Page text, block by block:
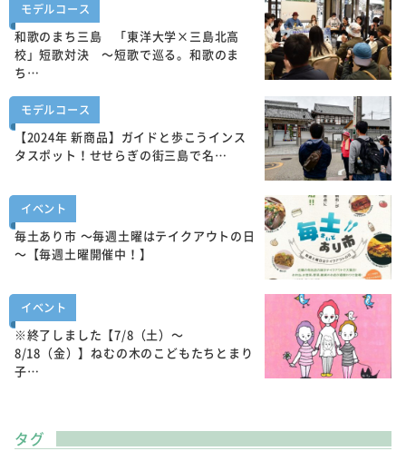
モデルコース
和歌のまち三島 「東洋大学×三島北高
校」短歌対決 ～短歌で巡る。和歌のま
ち…
モデルコース
【2024年 新商品】ガイドと歩こうインス
タスポット！せせらぎの街三島で名…
イベント
毎土あり市 ～毎週土曜はテイクアウトの日
～【毎週土曜開催中！】
イベント
※終了しました【7/8（土）～
8/18（金）】ねむの木のこどもたちとまり
子…
タグ